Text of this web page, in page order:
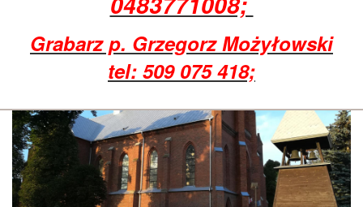
Grabarz p. Grzegorz Możyłowski
tel: 509 075 418;